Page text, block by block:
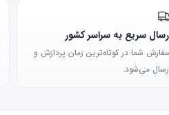
سریع به سراسر کشور
شما در کوتاه‌ترین زمان پردازش و
می‌شود.